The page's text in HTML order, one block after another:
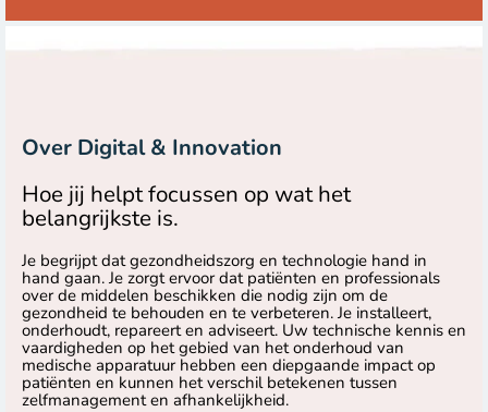
Over Digital & Innovation
Hoe jij helpt focussen op wat het
belangrijkste is.
Je begrijpt dat gezondheidszorg en technologie hand in
hand gaan. Je zorgt ervoor dat patiënten en professionals
over de middelen beschikken die nodig zijn om de
gezondheid te behouden en te verbeteren. Je installeert,
onderhoudt, repareert en adviseert. Uw technische kennis en
vaardigheden op het gebied van het onderhoud van
medische apparatuur hebben een diepgaande impact op
patiënten en kunnen het verschil betekenen tussen
zelfmanagement en afhankelijkheid.